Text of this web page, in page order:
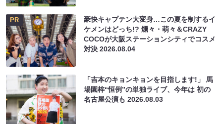
PR
豪快キャプテン大変身…この夏を制するイ
ケメンはどっち!? 爛々・萌々＆CRAZY
COCOが大阪ステーションシティでコスメ
対決2026.08.04
「吉本のキョンキョンを目指します!」 馬
場園梓“恒例”の単独ライブ、今年は 初の
名古屋公演も2026.08.03